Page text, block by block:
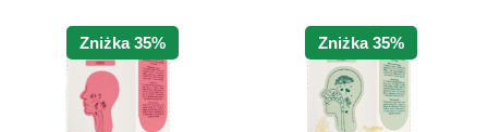
Zniżka 35% Zniżka 35%